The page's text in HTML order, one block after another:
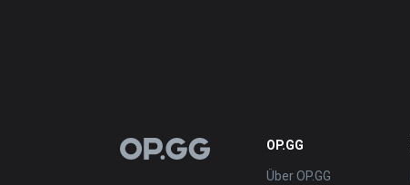
OP.GG OP.GG
Über OP.GG